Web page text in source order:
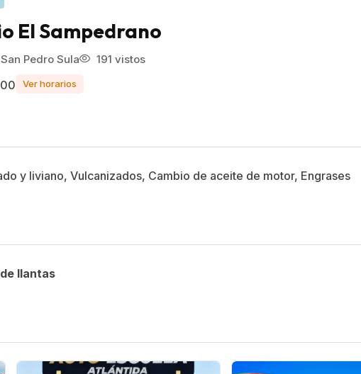
El Sampedrano
San Pedro Sula 191 vistos
Ver horarios
y liviano, Vulcanizados, Cambio de aceite de motor, Engrases
llantas